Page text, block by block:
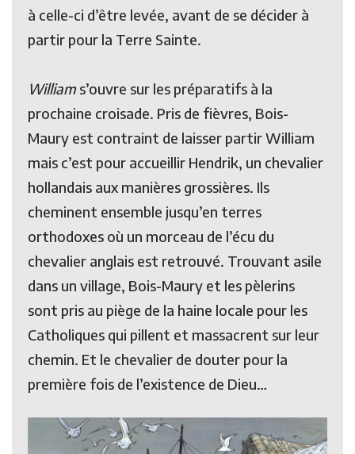
à celle-ci d’être levée, avant de se décider à
partir pour la Terre Sainte.
Williams’ouvre sur les préparatifs à la
prochaine croisade. Pris de fièvres, Bois-
Maury est contraint de laisser partir William
mais c’est pour accueillir Hendrik, un chevalier
hollandais aux manières grossières. Ils
cheminent ensemble jusqu’en terres
orthodoxes où un morceau de l’écu du
chevalier anglais est retrouvé. Trouvant asile
dans un village, Bois-Maury et les pèlerins
sont pris au piège de la haine locale pour les
Catholiques qui pillent et massacrent sur leur
chemin. Et le chevalier de douter pour la
première fois de l’existence de Dieu…